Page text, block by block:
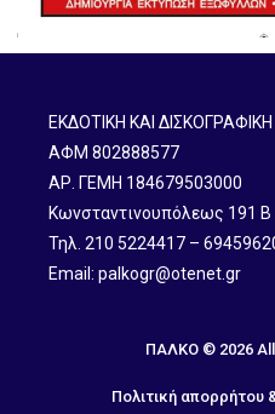
ΕΚΔΟΤΙΚΗ ΚΑΙ
ΑΦΜ 802888577
ΑΡ. ΓΕΜΗ 184679503000
Κωνσταντινουπόλεως 191
Τηλ. 210 5224417 –
Email: palkogr@otenet.gr
ΠΑΛΚΟ © 2026
Πολιτική